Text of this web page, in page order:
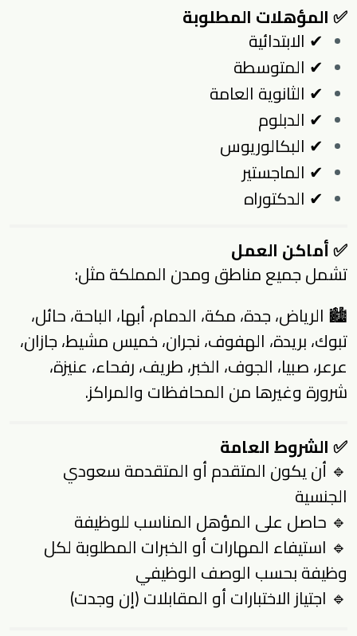
✅ المؤهلات المطلوبة
✔ الابتدائية
✔ المتوسطة
✔ الثانوية العامة
✔ الدبلوم
✔ البكالوريوس
✔ الماجستير
✔ الدكتوراه
✅ أماكن العمل
تشمل جميع مناطق ومدن المملكة مثل:
🏙 الرياض، جدة، مكة، الدمام، أبها، الباحة، حائل،
تبوك، بريدة، الهفوف، نجران، خميس مشيط، جازان،
عرعر، صبيا، الجوف، الخبر، طريف، رفحاء، عنيزة،
شرورة وغيرها من المحافظات والمراكز.
✅ الشروط العامة
🔹 أن يكون المتقدم أو المتقدمة سعودي
الجنسية
🔹 حاصل على المؤهل المناسب للوظيفة
🔹 استيفاء المهارات أو الخبرات المطلوبة لكل
وظيفة بحسب الوصف الوظيفي
🔹 اجتياز الاختبارات أو المقابلات (إن وجدت)